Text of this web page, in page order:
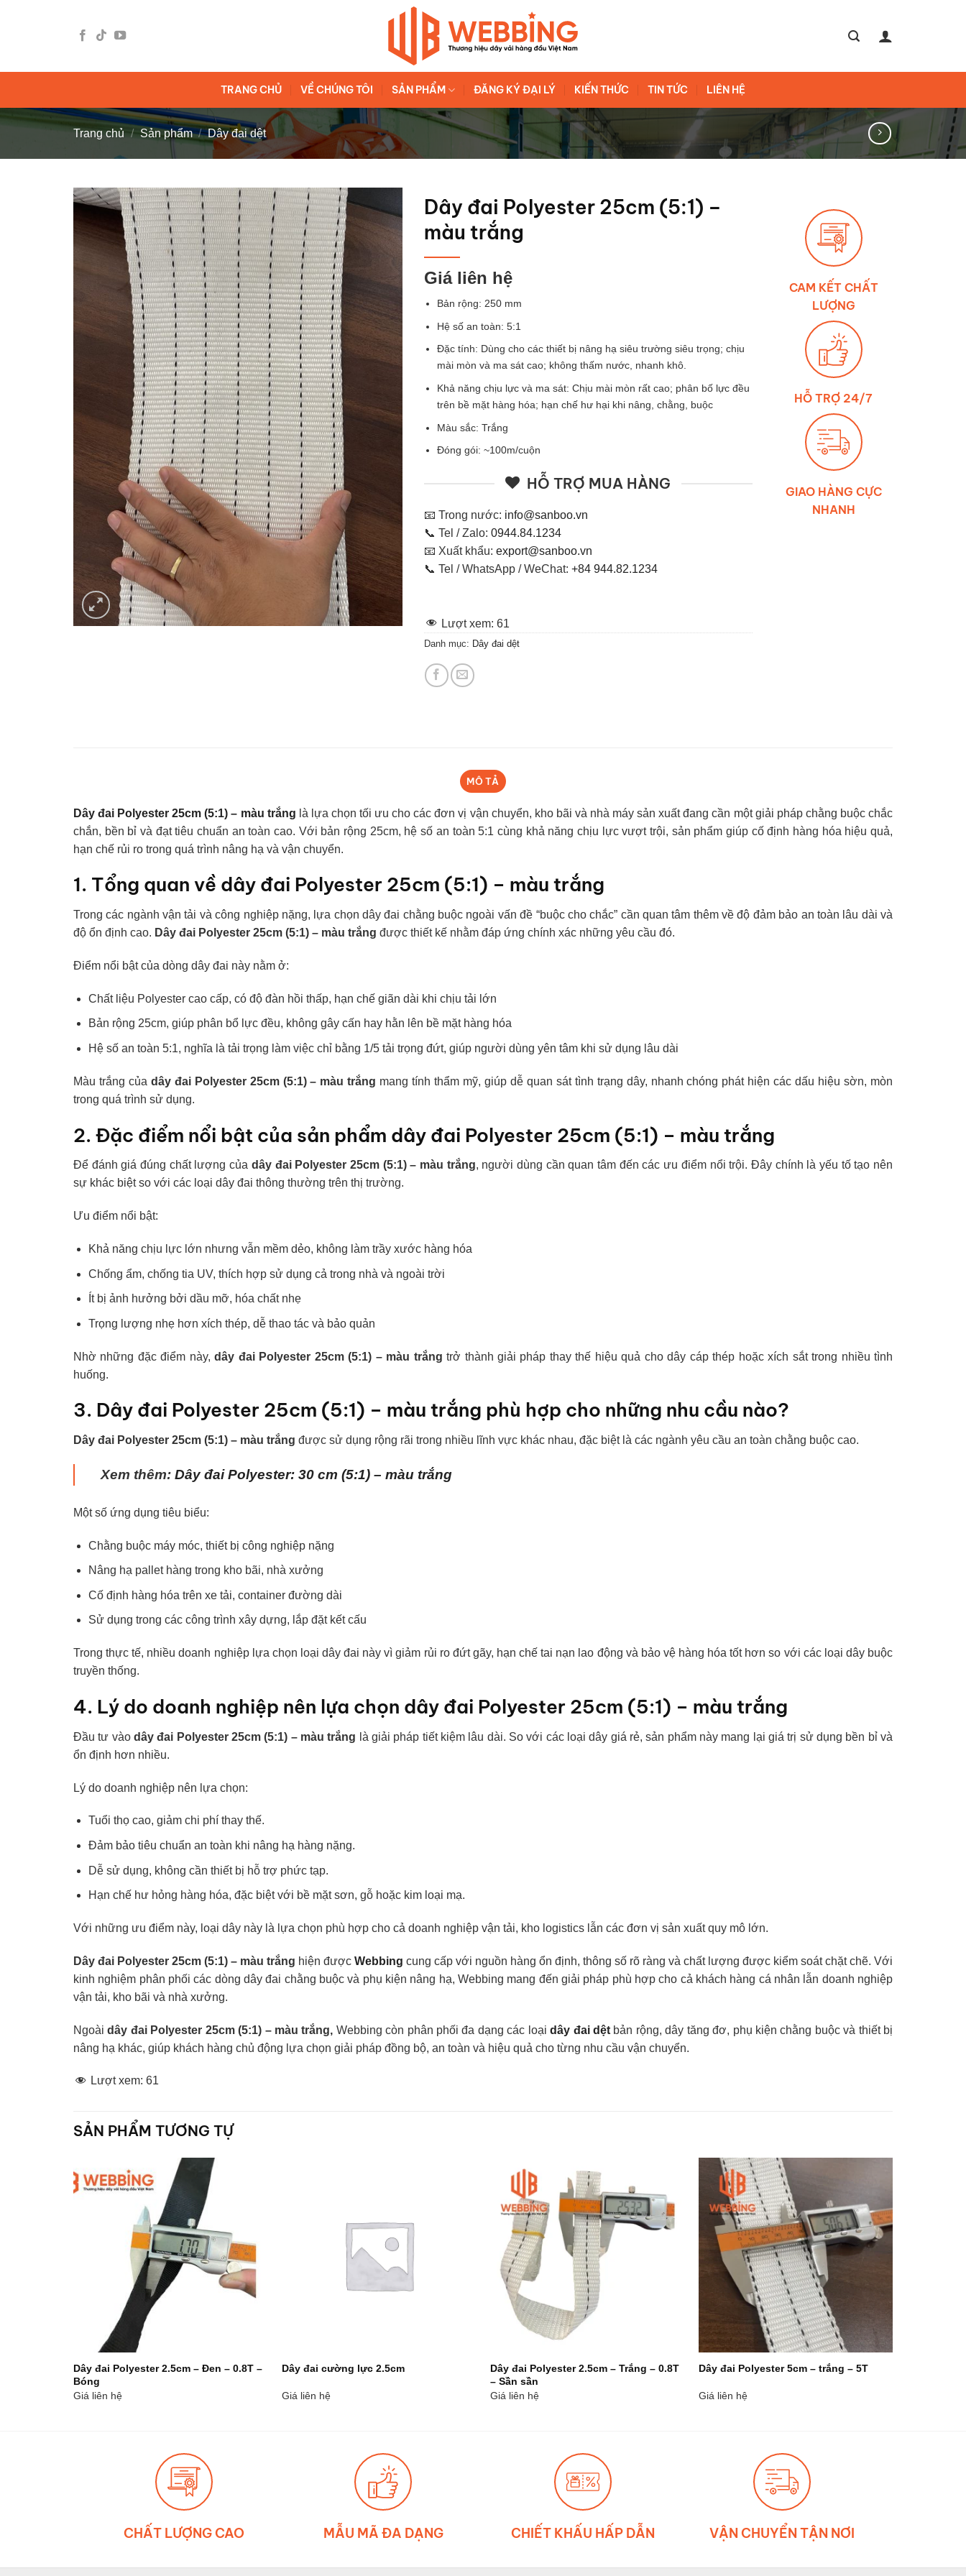
TRANG CHỦ VỀ CHÚNG TÔI SẢN PHẨM ĐĂNG KÝ ĐẠI LÝ KIẾN THỨC TIN TỨC LIÊN HỆ
Trang chủ / Sản phẩm / Dây đai dệt
Dây đai Polyester 25cm (5:1) –
màu trắng
Giá liên hệ
Bản rộng: 250 mm
Hệ số an toàn: 5:1
Đặc tính: Dùng cho các thiết bị nâng hạ siêu trường siêu trọng; chịu
mài mòn và ma sát cao; không thấm nước, nhanh khô.
Khả năng chịu lực và ma sát: Chịu mài mòn rất cao; phân bố lực đều
trên bề mặt hàng hóa; hạn chế hư hại khi nâng, chằng, buộc
Màu sắc: Trắng
Đóng gói: ~100m/cuộn
HỖ TRỢ MUA HÀNG
📧 Trong nước: info@sanboo.vn
📞 Tel / Zalo: 0944.84.1234
📧 Xuất khẩu: export@sanboo.vn
📞 Tel / WhatsApp / WeChat: +84 944.82.1234
Lượt xem: 61
Danh mục: Dây đai dệt
CAM KẾT CHẤT
LƯỢNG
HỖ TRỢ 24/7
GIAO HÀNG CỰC
NHANH
MÔ TẢ
Dây đai Polyester 25cm (5:1) – màu trắng là lựa chọn tối ưu cho các đơn vị vận chuyển, kho bãi và nhà máy sản xuất đang cần một giải pháp chằng buộc chắc
chắn, bền bỉ và đạt tiêu chuẩn an toàn cao. Với bản rộng 25cm, hệ số an toàn 5:1 cùng khả năng chịu lực vượt trội, sản phẩm giúp cố định hàng hóa hiệu quả,
hạn chế rủi ro trong quá trình nâng hạ và vận chuyển.
1. Tổng quan về dây đai Polyester 25cm (5:1) – màu trắng
Trong các ngành vận tải và công nghiệp nặng, lựa chọn dây đai chằng buộc ngoài vấn đề “buộc cho chắc” cần quan tâm thêm về độ đảm bảo an toàn lâu dài và
độ ổn định cao. Dây đai Polyester 25cm (5:1) – màu trắng được thiết kế nhằm đáp ứng chính xác những yêu cầu đó.
Điểm nổi bật của dòng dây đai này nằm ở:
Chất liệu Polyester cao cấp, có độ đàn hồi thấp, hạn chế giãn dài khi chịu tải lớn
Bản rộng 25cm, giúp phân bổ lực đều, không gây cấn hay hằn lên bề mặt hàng hóa
Hệ số an toàn 5:1, nghĩa là tải trọng làm việc chỉ bằng 1/5 tải trọng đứt, giúp người dùng yên tâm khi sử dụng lâu dài
Màu trắng của dây đai Polyester 25cm (5:1) – màu trắng mang tính thẩm mỹ, giúp dễ quan sát tình trạng dây, nhanh chóng phát hiện các dấu hiệu sờn, mòn
trong quá trình sử dụng.
2. Đặc điểm nổi bật của sản phẩm dây đai Polyester 25cm (5:1) – màu trắng
Để đánh giá đúng chất lượng của dây đai Polyester 25cm (5:1) – màu trắng, người dùng cần quan tâm đến các ưu điểm nổi trội. Đây chính là yếu tố tạo nên
sự khác biệt so với các loại dây đai thông thường trên thị trường.
Ưu điểm nổi bật:
Khả năng chịu lực lớn nhưng vẫn mềm dẻo, không làm trầy xước hàng hóa
Chống ẩm, chống tia UV, thích hợp sử dụng cả trong nhà và ngoài trời
Ít bị ảnh hưởng bởi dầu mỡ, hóa chất nhẹ
Trọng lượng nhẹ hơn xích thép, dễ thao tác và bảo quản
Nhờ những đặc điểm này,dây đai Polyester 25cm (5:1) – màu trắng trở thành giải pháp thay thế hiệu quả cho dây cáp thép hoặc xích sắt trong nhiều tình
huống.
3. Dây đai Polyester 25cm (5:1) – màu trắng phù hợp cho những nhu cầu nào?
Dây đai Polyester 25cm (5:1) – màu trắng được sử dụng rộng rãi trong nhiều lĩnh vực khác nhau, đặc biệt là các ngành yêu cầu an toàn chằng buộc cao.
Xem thêm: Dây đai Polyester: 30 cm (5:1) – màu trắng
Một số ứng dụng tiêu biểu:
Chằng buộc máy móc, thiết bị công nghiệp nặng
Nâng hạ pallet hàng trong kho bãi, nhà xưởng
Cố định hàng hóa trên xe tải, container đường dài
Sử dụng trong các công trình xây dựng, lắp đặt kết cấu
Trong thực tế, nhiều doanh nghiệp lựa chọn loại dây đai này vì giảm rủi ro đứt gãy, hạn chế tai nạn lao động và bảo vệ hàng hóa tốt hơn so với các loại dây buộc
truyền thống.
4. Lý do doanh nghiệp nên lựa chọn dây đai Polyester 25cm (5:1) – màu trắng
Đầu tư vào dây đai Polyester 25cm (5:1) – màu trắng là giải pháp tiết kiệm lâu dài. So với các loại dây giá rẻ, sản phẩm này mang lại giá trị sử dụng bền bỉ và
ổn định hơn nhiều.
Lý do doanh nghiệp nên lựa chọn:
Tuổi thọ cao, giảm chi phí thay thế.
Đảm bảo tiêu chuẩn an toàn khi nâng hạ hàng nặng.
Dễ sử dụng, không cần thiết bị hỗ trợ phức tạp.
Hạn chế hư hỏng hàng hóa, đặc biệt với bề mặt sơn, gỗ hoặc kim loại mạ.
Với những ưu điểm này, loại dây này là lựa chọn phù hợp cho cả doanh nghiệp vận tải, kho logistics lẫn các đơn vị sản xuất quy mô lớn.
Dây đai Polyester 25cm (5:1) – màu trắng hiện được Webbing cung cấp với nguồn hàng ổn định, thông số rõ ràng và chất lượng được kiểm soát chặt chẽ. Với
kinh nghiệm phân phối các dòng dây đai chằng buộc và phụ kiện nâng hạ, Webbing mang đến giải pháp phù hợp cho cả khách hàng cá nhân lẫn doanh nghiệp
vận tải, kho bãi và nhà xưởng.
Ngoàidây đai Polyester 25cm (5:1) – màu trắng, Webbing còn phân phối đa dạng các loạidây đai dệtbản rộng, dây tăng đơ, phụ kiện chằng buộc và thiết bị
nâng hạ khác, giúp khách hàng chủ động lựa chọn giải pháp đồng bộ, an toàn và hiệu quả cho từng nhu cầu vận chuyển.
Lượt xem: 61
SẢN PHẨM TƯƠNG TỰ
Dây đai Polyester 2.5cm – Đen – 0.8T –
Bóng
Giá liên hệ
Dây đai cường lực 2.5cm
Giá liên hệ
Dây đai Polyester 2.5cm – Trắng – 0.8T
– Sần sần
Giá liên hệ
Dây đai Polyester 5cm – trắng – 5T
Giá liên hệ
CHẤT LƯỢNG CAO MẪU MÃ ĐA DẠNG CHIẾT KHẤU HẤP DẪN VẬN CHUYỂN TẬN NƠI